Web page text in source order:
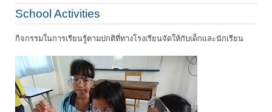
School Activities
กิจกรรมในการเรียนรู้ตามปกติที่ทางโรงเรียนจัดให้กับเด็กและนักเรียน